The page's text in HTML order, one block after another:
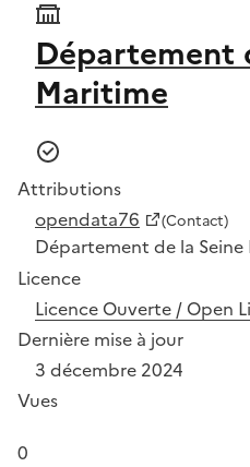
Département
Maritime
Attributions
opendata76
(Contact)
Département de la
Licence
Licence Ouverte / Open
Dernière mise à jour
3 décembre 2024
Vues
0